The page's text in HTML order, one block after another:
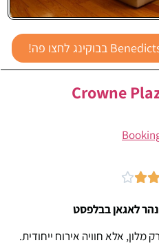
Crowne


אלא חוויה אירוח ייחודית.